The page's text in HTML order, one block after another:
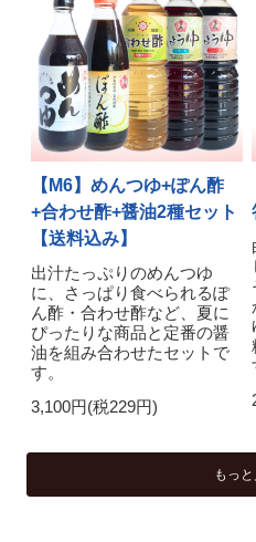
【M6】めんつゆ+ぽん酢
+合わせ酢+醤油2種セット
【送料込み】
出汁たっぷりのめんつゆ
に、さっぱり食べられるぽ
ん酢・合わせ酢など、夏に
ぴったりな商品と定番の醤
油を組み合わせたセットで
す。
3,100円(税229円)
もっ